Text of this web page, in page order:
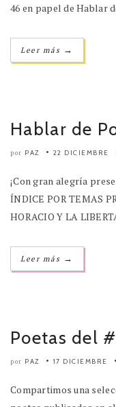
46 en papel de Hablar
Leer más →
Hablar de
por PAZ 22 DICIEMBRE
¡Con gran alegría
ÍNDICE POR TEMAS
HORACIO Y LA
Leer más →
Poetas del
por PAZ 17 DICIEMBRE
Compartimos una